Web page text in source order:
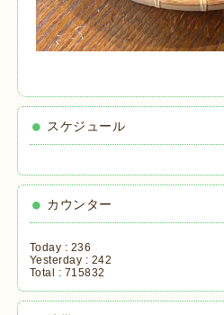
スケジュール
カウンター
Today : 236
Yesterday : 242
Total : 715832